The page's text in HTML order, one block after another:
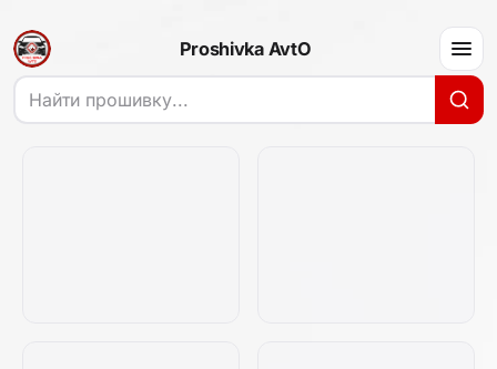
Proshivka AvtO